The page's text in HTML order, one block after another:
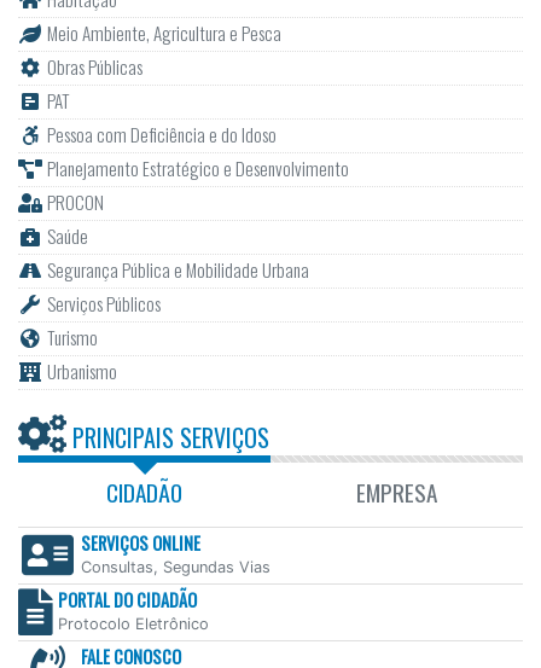
Meio Ambiente, Agricultura e Pesca
Obras Públicas
PAT
Pessoa com Deficiência e do Idoso
Planejamento Estratégico e Desenvolvimento
PROCON
Saúde
Segurança Pública e Mobilidade Urbana
Serviços Públicos
Turismo
Urbanismo
PRINCIPAIS SERVIÇOS
CIDADÃO EMPRESA
SERVIÇOS ONLINE
Consultas, Segundas Vias
PORTAL DO CIDADÃO
Protocolo Eletrônico
FALE CONOSCO